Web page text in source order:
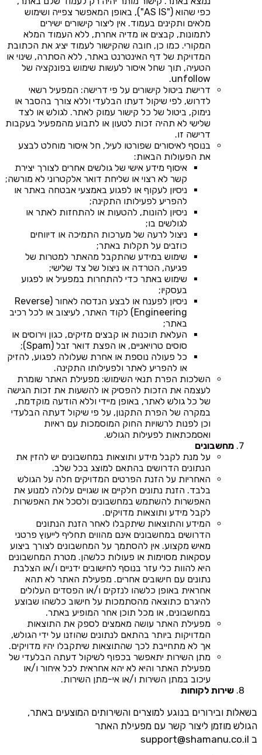
כפי שהוא ("AS IS"), באופן המאפשר צפייה ושימוש
מלאים ותקינים בעמוד. אין ליצור קישורים ישירים
לתמונות, קבצים או מדיה אחרת, ללא העמוד המלא
המקורי. כמו כן, חובה שהקישור לעמוד יציג את הכתובת
המדויקת של דף האינטרנט באתר, ללא הסתרה, שינוי או
הטעיה, תוך שחל איסור לעשות שימוש בפונקציה של
unfollow.
דרישת ביטול קישורים על פי דרישה: המפעיל רשאי
לדרוש, לפי שיקול דעתו הבלעדי וללא צורך בהסבר או
נימוק, ביטול של כל קישור עמוק לאתר. לגולש או לצד
שלישי לא תהיה זכות לטעון או לתבוע מהמפעיל בעקבות
דרישה זו.
בנוסף לאיסורים שפורטו לעיל, חל איסור מוחלט לבצע
את הפעולות הבאות:
איסוף מידע אישי של גולשים אחרים לצורך יצירת
קשר לא רצוי או שליחת דואר אלקטרוני לא מורשה;
ניסיון לעקוף או לפגוע באמצעי אבטחה באתר או
להפריע לפעילותו התקינה;
ניסיון להונות, להטעות או להתחזות לאתר או
לגולשים בו;
ניצול לרעה של מערכות התמיכה או דיווחים
כוזבים על תקלות באתר;
שימוש במידע שהתקבל מהאתר למטרות של
פגיעה, הטרדה או ניצול של צד שלישי;
שימוש באתר כדי להתחרות במפעיל או לפגוע
בעסקיו;
ניסיון לפענח או לבצע הנדסה לאחור (Reverse
Engineering) לקוד האתר, לעיצוב או לכל רכיב
באתר;
העלאת תוכנות או קבצים מזיקים, כגון וירוסים או
סוסים טרויאניים, או הפצת דואר זבל (Spam);
כל פעולה נוספת או אחרת שעלולה לפגוע, להזיק
או להפריע לאתר ולפעילותו התקינה.
השלכות הפרת תנאי השימוש: מפעילת האתר שומרת
לעצמה את הזכות להפסיק או להשעות את זכות הגישה
של כל גולש לאתר, באופן מיידי וללא הודעה מוקדמת,
במקרה של הפרת התקנון, על פי שיקול דעתה הבלעדי
וכן לפנות לרשויות החוק המוסמכות עם ראיות
ואסמכתאות לפעילות הגולש.
מחשבונים
על מנת לקבל מידע ותוצאות במחשבונים יש להזין את
הנתונים הדרושים בהתאם למוצג בכל שלב.
האחריות על הזנת הפרטים המדויקים חלה על הגולש
בלבד. הזנת נתונים חלקיים או שגויים עלולה למנוע את
האפשרות להשתמש במחשבונים ולסכל את האפשרות
לקבל מידע ותוצאות מדויקים.
המידע והתוצאות שיתקבלו לאחר הזנת הנתונים
הדרושים במחשבונים אינם מהווים תחליף לייעוץ פרטני
מאיש מקצוע. אין להסתמך על המחשבונים לצורך ביצוע
עסקאות מסוימות או פעולות כלשהן. מטרת המחשבונים
היא להוות כלי עזר בנוסף לחישובים ידניים ו/או הצלבת
נתונים עם חישובים אחרים. מפעילת האתר לא תהא
אחראית באופן כלשהו לנזקים ו/או הפסדים העלולים
להיגרם כתוצאה מהסתמכות על חישוב כלשהו שבוצע
במחשבונים, או מכל תוכן אחר המופיע באתר.
מפעילת האתר עושה מאמצים לספק את התוצאות
המדויקות ביותר בהתאם לנתונים שהוזנו על ידי הגולש,
אך לא מתחייבת לכך שהתוצאות שיתקבלו יהיו מדויקים.
מתן השירות יתאפשר בכפוף לשיקול דעתה הבלעדי של
מפעילת האתר והיא לא יהא אחראית לכל איחור ו/או
עיכוב במתן השירות ו/או אי-מתן השירות.
שירות לקוחות
בשאלות ובירורים בנוגע למוצרים והשירותים המוצעים באתר,
הגולש מוזמן ליצור קשר עם מפעילת האתר
ב support@shamanu.co.il